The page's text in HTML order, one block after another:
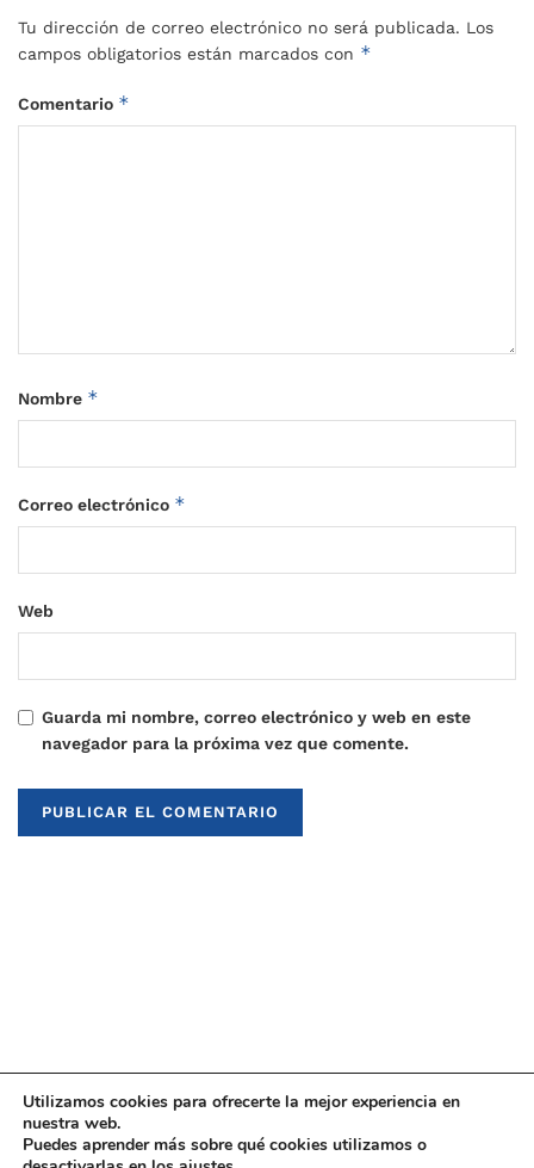
Tu dirección de correo electrónico no será publicada. Los
campos obligatorios están marcados con *
Comentario *
Nombre *
Correo electrónico *
Web
Guarda mi nombre, correo electrónico y web en este
navegador para la próxima vez que comente.
© 2021Upaninews
Utilizamos cookies para ofrecerte la mejor experiencia en
nuestra web.
Puedes aprender más sobre qué cookies utilizamos o